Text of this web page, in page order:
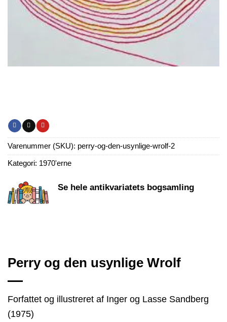
Varenummer (SKU): perry-og-den-usynlige-wrolf-2
Kategori: 1970'erne
Se hele antikvariatets bogsamling
Perry og den usynlige Wrolf
Forfattet og illustreret af Inger og Lasse Sandberg
(1975)